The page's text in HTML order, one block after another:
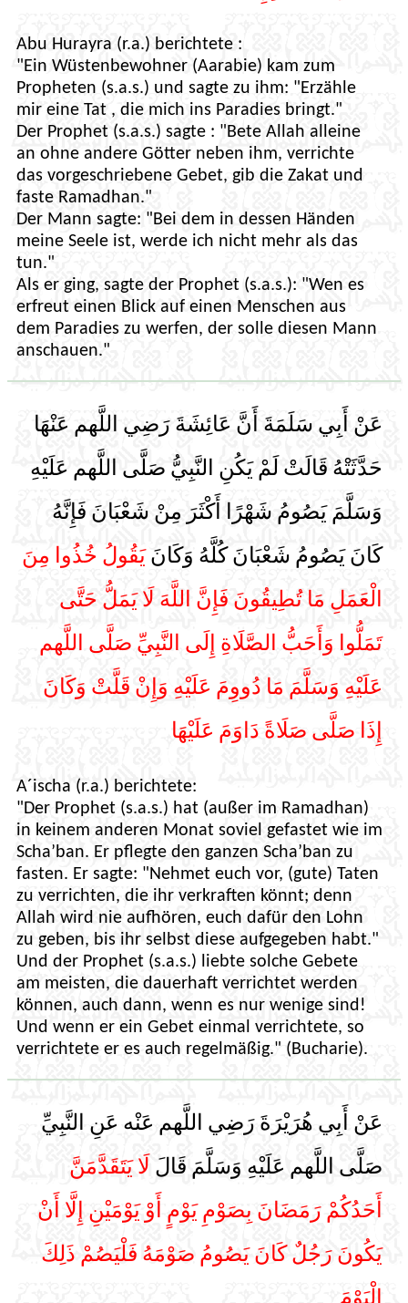
Abu Hurayra (r.a.) berichtete :
"Ein Wüstenbewohner (Aarabie) kam zum
Propheten (s.a.s.) und sagte zu ihm: "Erzähle
mir eine Tat , die mich ins Paradies bringt."
Der Prophet (s.a.s.) sagte : "Bete Allah alleine
an ohne andere Götter neben ihm, verrichte
das vorgeschriebene Gebet, gib die Zakat und
faste Ramadhan."
Der Mann sagte: "Bei dem in dessen Händen
meine Seele ist, werde ich nicht mehr als das
tun."
Als er ging, sagte der Prophet (s.a.s.): "Wen es
erfreut einen Blick auf einen Menschen aus
dem Paradies zu werfen, der solle diesen Mann
anschauen."
عَنْ أَبِي سَلَمَةَ أَنَّ عَائِشَةَ رَضِي اللَّهم عَنْهَا
حَدَّثَتْهُ قَالَتْ لَمْ يَكُنِ النَّبِيُّ صَلَّى اللَّهم عَلَيْهِ
وَسَلَّمَ يَصُومُ شَهْرًا أَكْثَرَ مِنْ شَعْبَانَ فَإِنَّهُ
كَانَ يَصُومُ شَعْبَانَ كُلَّهُ وَكَانَيَقُولُ خُذُوا مِنَ
الْعَمَلِ مَا تُطِيقُونَ فَإِنَّ اللَّهَ لَا يَمَلُّ حَتَّى
تَمَلُّوا وَأَحَبُّ الصَّلَاةِ إِلَى النَّبِيِّ صَلَّى اللَّهم
عَلَيْهِ وَسَلَّمَ مَا دُووِمَ عَلَيْهِ وَإِنْ قَلَّتْ وَكَانَ
إِذَا صَلَّى صَلَاةً دَاوَمَ عَلَيْهَا
A´ischa (r.a.) berichtete:
"Der Prophet (s.a.s.) hat (außer im Ramadhan)
in keinem anderen Monat soviel gefastet wie im
Scha’ban. Er pflegte den ganzen Scha’ban zu
fasten. Er sagte: "Nehmet euch vor, (gute) Taten
zu verrichten, die ihr verkraften könnt; denn
Allah wird nie aufhören, euch dafür den Lohn
zu geben, bis ihr selbst diese aufgegeben habt."
Und der Prophet (s.a.s.) liebte solche Gebete
am meisten, die dauerhaft verrichtet werden
können, auch dann, wenn es nur wenige sind!
Und wenn er ein Gebet einmal verrichtete, so
verrichtete er es auch regelmäßig." (Bucharie).
عَنْ أَبِي هُرَيْرَةَ رَضِي اللَّهم عَنْه عَنِ النَّبِيِّ
صَلَّى اللَّهم عَلَيْهِ وَسَلَّمَ قَالَ لَا يَتَقَدَّمَنَّ
أَحَدُكُمْ رَمَضَانَ بِصَوْمِ يَوْمٍ أَوْ يَوْمَيْنِ إِلَّا أَنْ
يَكُونَ رَجُلٌ كَانَ يَصُومُ صَوْمَهُ فَلْيَصُمْ ذَلِكَ